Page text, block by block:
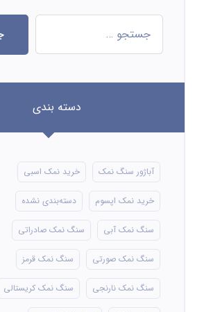
دسته بندی
آباژور سنگ نمک خرید نمک اسبی
خرید نمک اپسوم دسته‌بندی نشده
سنگ نمک آبی سنگ نمک صادراتی
سنگ نمک صورتی سنگ نمک قرمز
سنگ نمک نارنجی سنگ نمک کریستالی